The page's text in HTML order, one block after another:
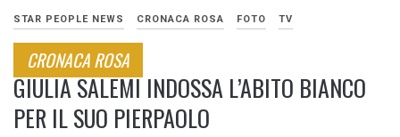
STAR PEOPLE NEWS CRONACA ROSA FOTO TV
CRONACA ROSA
GIULIA SALEMI INDOSSA L’ABITO BIANCO
PER IL SUO PIERPAOLO